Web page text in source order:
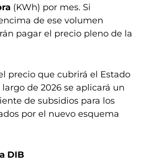
(KWh) por mes. Si
de ese volumen
pagar el precio pleno de la
precio que cubrirá el Estado
largo de 2026 se aplicará un
de subsidios para los
por el nuevo esquema
DIB